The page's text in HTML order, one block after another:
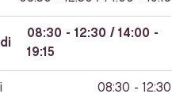
08:30 - 12:30 / 14:00 -
19:15
08:30 - 12:30